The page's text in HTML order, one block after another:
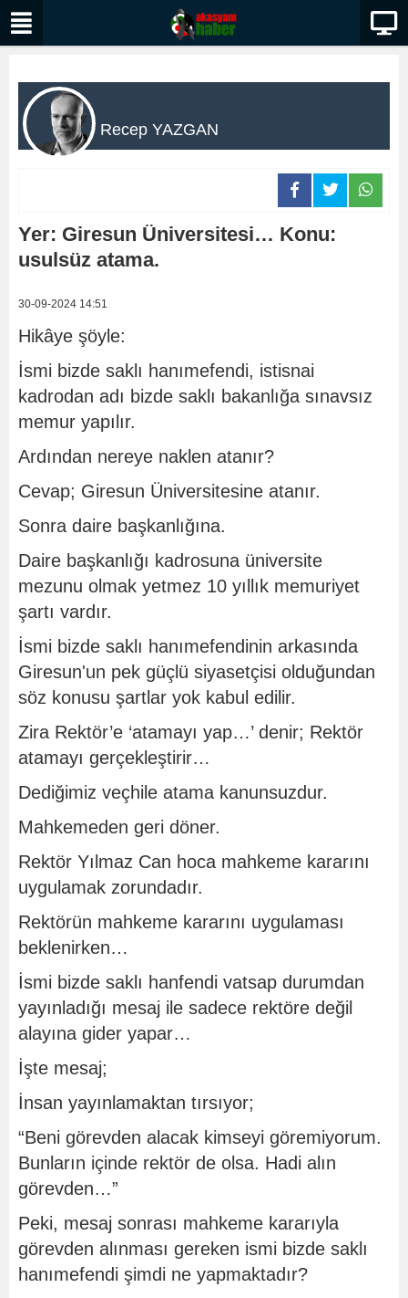
Recep YAZGAN
Yer: Giresun Üniversitesi… Konu:
usulsüz atama.
30-09-2024 14:51
Hikâye şöyle:
İsmi bizde saklı hanımefendi, istisnai
kadrodan adı bizde saklı bakanlığa sınavsız
memur yapılır.
Ardından nereye naklen atanır?
Cevap; Giresun Üniversitesine atanır.
Sonra daire başkanlığına.
Daire başkanlığı kadrosuna üniversite
mezunu olmak yetmez 10 yıllık memuriyet
şartı vardır.
İsmi bizde saklı hanımefendinin arkasında
Giresun'un pek güçlü siyasetçisi olduğundan
söz konusu şartlar yok kabul edilir.
Zira Rektör’e ‘atamayı yap…’ denir; Rektör
atamayı gerçekleştirir…
Dediğimiz veçhile atama kanunsuzdur.
Mahkemeden geri döner.
Rektör Yılmaz Can hoca mahkeme kararını
uygulamak zorundadır.
Rektörün mahkeme kararını uygulaması
beklenirken…
İsmi bizde saklı hanfendi vatsap durumdan
yayınladığı mesaj ile sadece rektöre değil
alayına gider yapar…
İşte mesaj;
İnsan yayınlamaktan tırsıyor;
“Beni görevden alacak kimseyi göremiyorum.
Bunların içinde rektör de olsa. Hadi alın
görevden…”
Peki, mesaj sonrası mahkeme kararıyla
görevden alınması gereken ismi bizde saklı
hanımefendi şimdi ne yapmaktadır?